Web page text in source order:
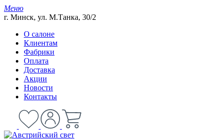
Меню
г. Минск, ул. М.Танка, 30/2
О салоне
Клиентам
Фабрики
Оплата
Доставка
Акции
Новости
Контакты